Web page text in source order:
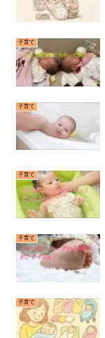
子育て
子育て
子育て
子育て
子育て